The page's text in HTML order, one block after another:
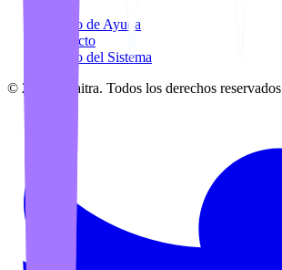
Centro de Ayuda
Contacto
Estado del Sistema
© 2026 Awaitra. Todos los derechos reservados